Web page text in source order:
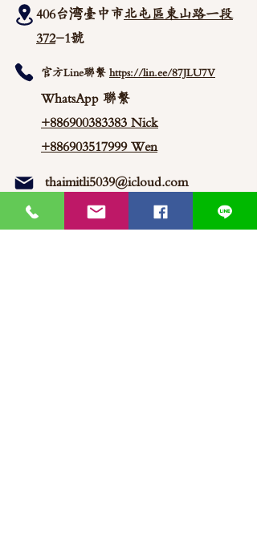
406台湾臺中市北屯區東山路一段
372-1號
官方Line聯繫 https://lin.ee/87JLU7V
WhatsApp 聯繫
+886900383383 Nick
+886903517999 Wen
thaimitli5039@icloud.com